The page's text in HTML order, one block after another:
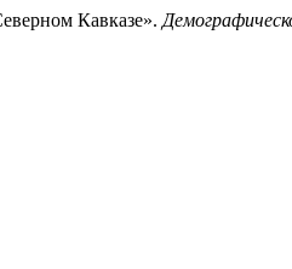
Кавказе».